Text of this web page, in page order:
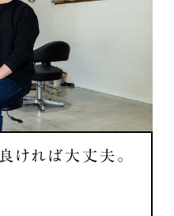
ければ大丈夫。